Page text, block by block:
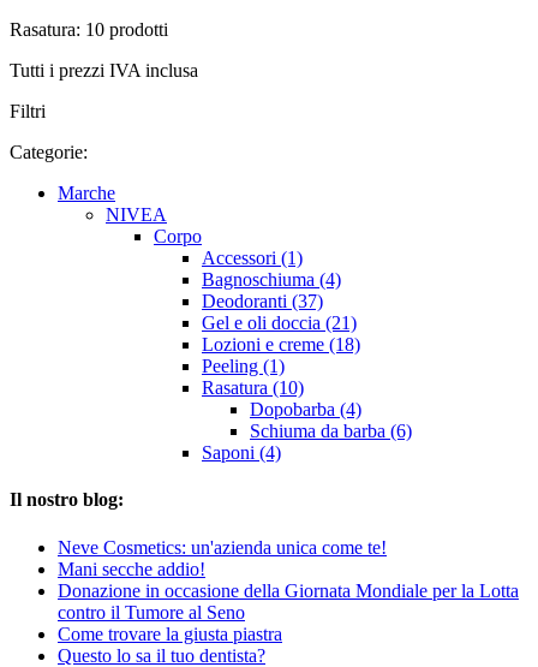
Rasatura: 10 prodotti
Tutti i prezzi IVA inclusa
Filtri
Categorie:
Marche
NIVEA
Corpo
Accessori (1)
Bagnoschiuma (4)
Deodoranti (37)
Gel e oli doccia (21)
Lozioni e creme (18)
Peeling (1)
Rasatura (10)
Dopobarba (4)
Schiuma da barba (6)
Saponi (4)
Il nostro blog:
Neve Cosmetics: un'azienda unica come te!
Mani secche addio!
Donazione in occasione della Giornata Mondiale per la Lotta
contro il Tumore al Seno
Come trovare la giusta piastra
Questo lo sa il tuo dentista?